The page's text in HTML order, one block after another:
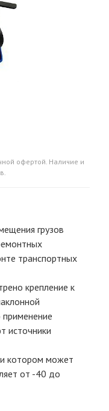
офертой. Наличие и
грузов
транспортных
крепление к
источники
котором может
от -40 до